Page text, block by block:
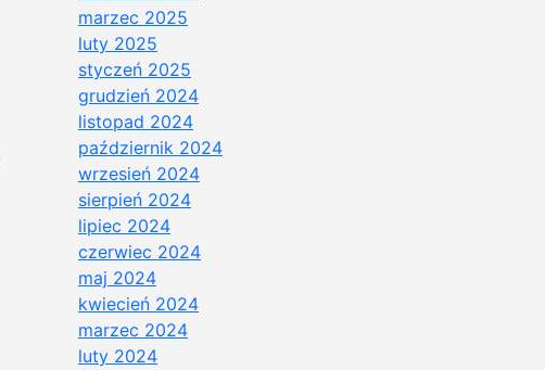
marzec 2025
luty 2025
styczeń 2025
grudzień 2024
listopad 2024
październik 2024
wrzesień 2024
sierpień 2024
lipiec 2024
czerwiec 2024
maj 2024
kwiecień 2024
marzec 2024
luty 2024